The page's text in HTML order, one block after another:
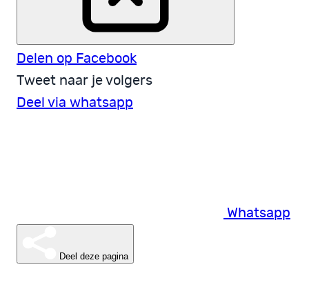
Delen op Facebook
Tweet naar je volgers
Deel via whatsapp
Whatsapp
Deel deze pagina